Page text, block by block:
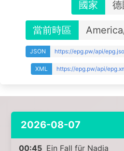
國家 德
當前時區
JSON https://epg.pw/api/
XML https://epg.pw/api/
2026-08-07
00:45 Ein Fall für Nadja